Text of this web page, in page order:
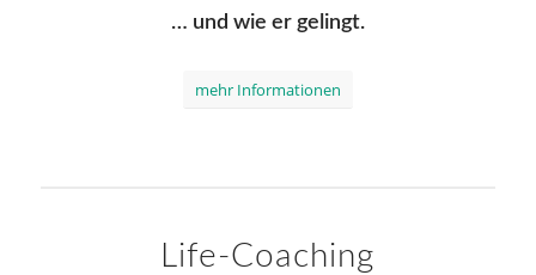
… und wie er gelingt.
mehr Informationen
Life-Coaching